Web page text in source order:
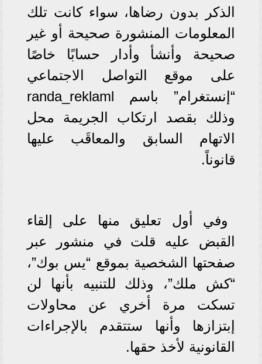
الذكر بدون رضاها، سواء كانت تلك
المعلومات المنشورة صحيحة أو غير
صحيحة وأنشأ وأدار حسابًا خاصًا
على موقع التواصل الاجتماعي
“إنستغرام” باسم randa_reklaml
وذلك بقصد ارتكاب الجريمة محل
الاتهام السابق والمعاقَب عليها
قانوناً.
وفي أول تعليق منها على إلقاء
القبض عليه قلت في منشور عبر
صفحتها الشخصية بموقع “يس بوك”،
“كش ملك”، وذلك للتنبيه بأنها لن
تسكت مرة أخري عن محاولات
إبتزازها وأنها ستتقدم بالإجراءات
القانونية لأخذ حقها.